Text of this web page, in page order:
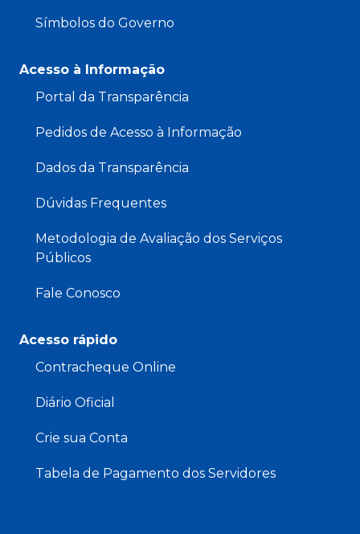
Símbolos do Governo
Acesso à Informação
Portal da Transparência
Pedidos de Acesso à Informação
Dados da Transparência
Dúvidas Frequentes
Metodologia de Avaliação dos Serviços
Públicos
Fale Conosco
Acesso rápido
Contracheque Online
Diário Oficial
Crie sua Conta
Tabela de Pagamento dos Servidores